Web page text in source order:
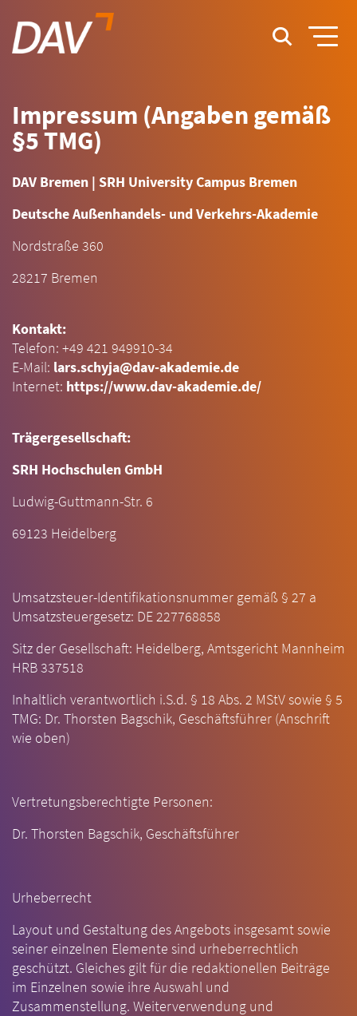
Impressum (Angaben gemäß
§5 TMG)
DAV Bremen | SRH University Campus Bremen
Deutsche Außenhandels- und Verkehrs-Akademie
Nordstraße 360
28217 Bremen
Kontakt:
Telefon: +49 421 949910-34
E-Mail: lars.schyja@dav-akademie.de
Internet: https://www.dav-akademie.de/
Trägergesellschaft:
SRH Hochschulen GmbH
Ludwig-Guttmann-Str. 6
69123 Heidelberg
Umsatzsteuer-Identifikationsnummer gemäß § 27 a
Umsatzsteuergesetz: DE 227768858
Sitz der Gesellschaft: Heidelberg, Amtsgericht Mannheim
HRB 337518
Inhaltlich verantwortlich i.S.d. § 18 Abs. 2 MStV sowie § 5
TMG: Dr. Thorsten Bagschik, Geschäftsführer (Anschrift
wie oben)
Vertretungsberechtigte Personen:
Dr. Thorsten Bagschik, Geschäftsführer
Urheberrecht
Layout und Gestaltung des Angebots insgesamt sowie
seiner einzelnen Elemente sind urheberrechtlich
geschützt. Gleiches gilt für die redaktionellen Beiträge
im Einzelnen sowie ihre Auswahl und
Zusammenstellung. Weiterverwendung und